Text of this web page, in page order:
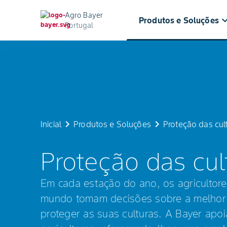
Agro Bayer
Portugal
Produtos e Soluções
Inicial keyboard_arrow_right Produtos e Soluções keyboard_arrow_right Proteção das
Proteção das
Em cada estação do ano, os
mundo tomam decisões sobre a
proteger as suas culturas. A Bayer